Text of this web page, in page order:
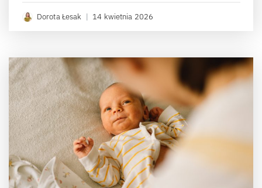
Dorota Łesak | 14 kwietnia 2026